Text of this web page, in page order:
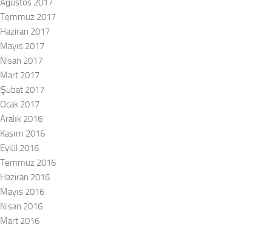
Ağustos 2017
Temmuz 2017
Haziran 2017
Mayıs 2017
Nisan 2017
Mart 2017
Şubat 2017
Ocak 2017
Aralık 2016
Kasım 2016
Eylül 2016
Temmuz 2016
Haziran 2016
Mayıs 2016
Nisan 2016
Mart 2016